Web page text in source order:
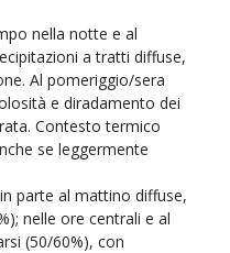
nella notte e al
a tratti diffuse,
Al pomeriggio/sera
e diradamento dei
Contesto termico
se leggermente
parte al mattino diffuse,
nelle ore centrali e al
(50/60%), con